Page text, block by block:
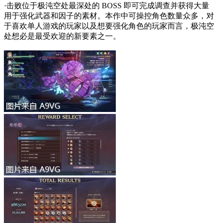
·击败位于极沌空处最深处的 BOSS 即可完成调查并获得大量
用于强化武器和因子的素材。本作中可操控角色数量众多，对
于喜欢单人游戏的玩家以及想要强化角色的玩家而言，极沌空
处想必是最受欢迎的新要素之一。